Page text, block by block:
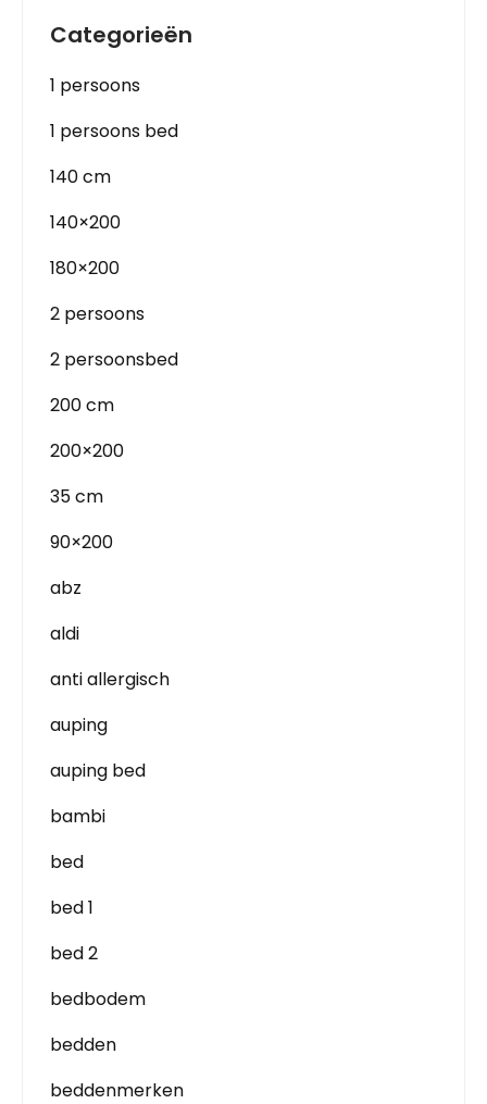
Categorieën
1 persoons
1 persoons bed
140 cm
140×200
180×200
2 persoons
2 persoonsbed
200 cm
200×200
35 cm
90×200
abz
aldi
anti allergisch
auping
auping bed
bambi
bed
bed 1
bed 2
bedbodem
bedden
beddenmerken